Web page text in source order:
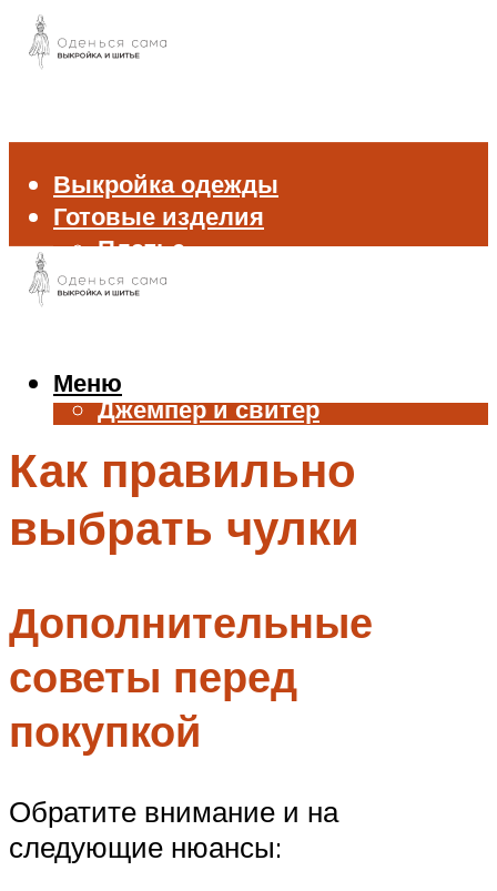
Выкройка одежды
Готовые изделия
Платье
Брюки
Жилет
Джемпер и свитер
Аксессуары
Меню
Меню
Как правильно
выбрать чулки
Дополнительные
советы перед
покупкой
Обратите внимание и на
следующие нюансы: